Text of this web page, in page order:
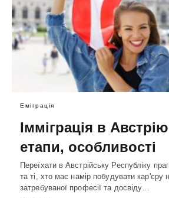
Еміграція
Імміграція в
етапи, особливості
Переїхати в Австрійську Республіку
та ті, хто має намір побудувати кар'єру
затребуваної професії та досвіду…